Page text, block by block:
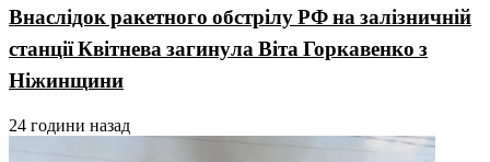
Внаслідок ракетного обстрілу РФ на залізничній
станції Квітнева загинула Віта Горкавенко з
Ніжинщини
24 години назад